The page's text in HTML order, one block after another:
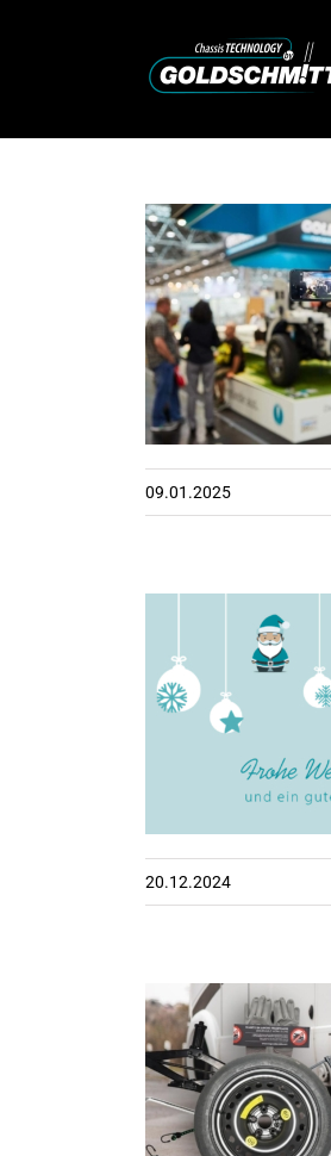
09.01.2025
20.12.2024